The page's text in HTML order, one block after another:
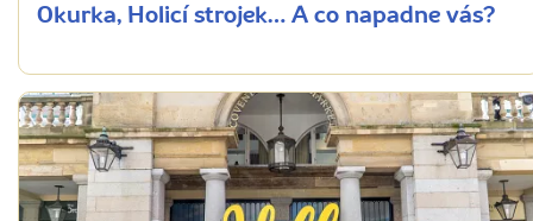
Okurka, Holicí strojek… A co napadne vás?